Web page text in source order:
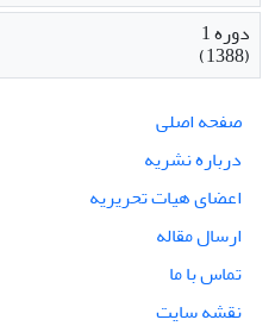
دوره 1
(1388)
صفحه اصلی
درباره نشریه
اعضای هیات تحریریه
ارسال مقاله
تماس با ما
نقشه سایت